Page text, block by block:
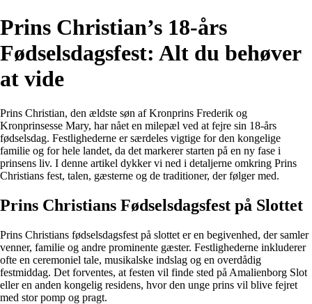
Prins Christian’s 18-års
Fødselsdagsfest: Alt du behøver
at vide
Prins Christian, den ældste søn af Kronprins Frederik og
Kronprinsesse Mary, har nået en milepæl ved at fejre sin 18-års
fødselsdag. Festlighederne er særdeles vigtige for den kongelige
familie og for hele landet, da det markerer starten på en ny fase i
prinsens liv. I denne artikel dykker vi ned i detaljerne omkring Prins
Christians fest, talen, gæsterne og de traditioner, der følger med.
Prins Christians Fødselsdagsfest på Slottet
Prins Christians fødselsdagsfest på slottet er en begivenhed, der samler
venner, familie og andre prominente gæster. Festlighederne inkluderer
ofte en ceremoniel tale, musikalske indslag og en overdådig
festmiddag. Det forventes, at festen vil finde sted på Amalienborg Slot
eller en anden kongelig residens, hvor den unge prins vil blive fejret
med stor pomp og pragt.